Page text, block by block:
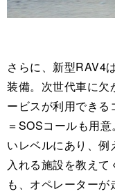
さらに、新型RAV4
装備。次世代車に欠
ービスが利用できる
＝SOSコールも用
いレベルにあり、例
入れる施設を教え
も、オペレーター